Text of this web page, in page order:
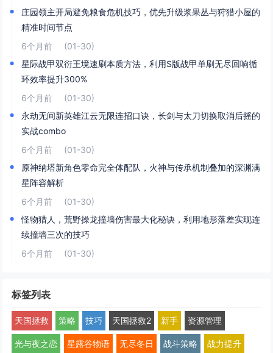
庄园领主开局避免粮食危机技巧，优先升级浆果丛与狩猎小屋的
精准时间节点
6个月前
(01-30)
星际战甲双衍王境速刷本质方法，利用S版战甲单刷无尽回响循
环效率提升300%
6个月前
(01-30)
永劫无间新英雄江云无限连招口诀，长剑与太刀切换取消后摇的
实战combo
6个月前
(01-30)
原神纳塔新角色零命完全体配队，火神与传承机制叠加的深渊满
星阵容解析
6个月前
(01-30)
怪物猎人，荒野操龙撞墙伤害最大化秘诀，利用地形落差实现连
续撞墙三次的技巧
6个月前
(01-30)
标签列表
天国拯救 策略 技巧 天国拯救2 新手 资源管理
光与夜之恋 星露谷物语 无尽冬日 战斗策略 战力提升